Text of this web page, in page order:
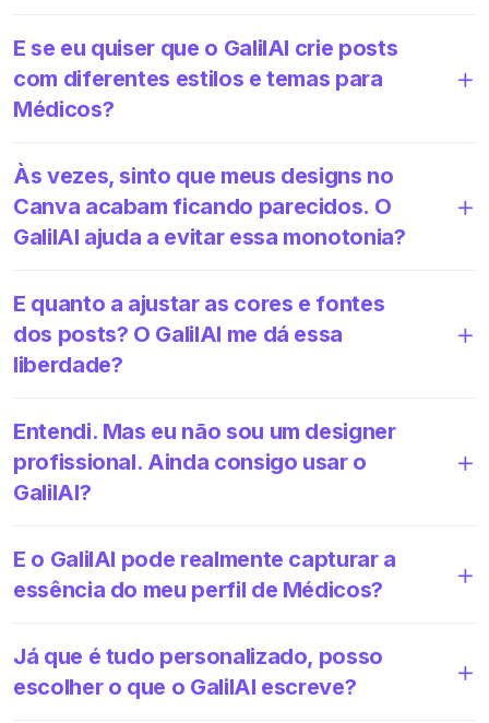
E se eu quiser que o GalilAI crie posts
com diferentes estilos e temas para
Médicos?
Às vezes, sinto que meus designs no
Canva acabam ficando parecidos. O
GalilAI ajuda a evitar essa monotonia?
E quanto a ajustar as cores e fontes
dos posts? O GalilAI me dá essa
liberdade?
Entendi. Mas eu não sou um designer
profissional. Ainda consigo usar o
GalilAI?
E o GalilAI pode realmente capturar a
essência do meu perfil de Médicos?
Já que é tudo personalizado, posso
escolher o que o GalilAI escreve?